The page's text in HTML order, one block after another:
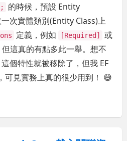
的時候，預設 Entity
次實體類別(Entity Class)上
定義，例如 [Required] 或
這真的有點多此一舉。想不
個特性就被移除了，但我 EF
可見實務上真的很少用到！ 😅